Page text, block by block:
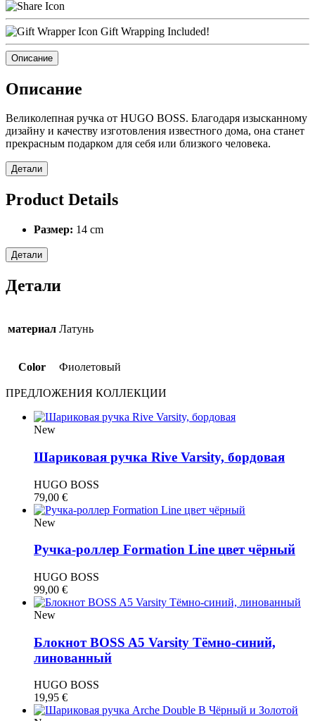
Gift Wrapping Included!
Описание
Описание
Великолепная ручка от HUGO BOSS. Благодаря изысканному
дизайну и качеству изготовления известного дома, она станет
прекрасным подарком для себя или близкого человека.
Детали
Product Details
Размер: 14 cm
Детали
Детали
материал Латунь
Color Фиолетовый
ПРЕДЛОЖЕНИЯ КОЛЛЕКЦИИ
New
Шариковая ручка Rive Varsity, бордовая
HUGO BOSS
79,00 €
New
Ручка-роллер Formation Line цвет чёрный
HUGO BOSS
99,00 €
New
Блокнот BOSS A5 Varsity Тёмно-синий,
линованный
HUGO BOSS
19,95 €